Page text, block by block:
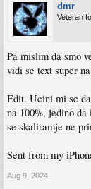
dmr
Veteran
Pa mislim da smo
vidi se text super
Edit. Ucini mi se
na 100%, jedino
se skaliramje ne
Sent from my
Aug 9, 2024